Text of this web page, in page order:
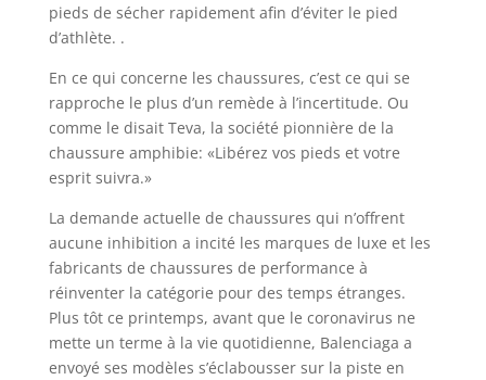
pieds de sécher rapidement afin d’éviter le pied
d’athlète. .
En ce qui concerne les chaussures, c’est ce qui se
rapproche le plus d’un remède à l’incertitude. Ou
comme le disait Teva, la société pionnière de la
chaussure amphibie: «Libérez vos pieds et votre
esprit suivra.»
La demande actuelle de chaussures qui n’offrent
aucune inhibition a incité les marques de luxe et les
fabricants de chaussures de performance à
réinventer la catégorie pour des temps étranges.
Plus tôt ce printemps, avant que le coronavirus ne
mette un terme à la vie quotidienne, Balenciaga a
envoyé ses modèles s’éclabousser sur la piste en